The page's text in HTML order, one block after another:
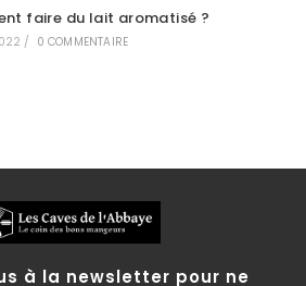
faire du lait aromatisé ?
/ 0 COMMENTAIRE
à la newsletter pour ne